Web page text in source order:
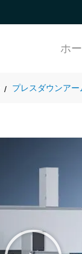
ホ
プレスダウンア